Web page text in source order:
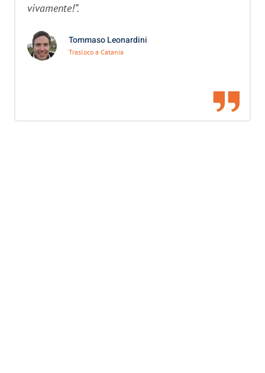
vivamente!”.
Tommaso Leonardini
Trasloco a Catania